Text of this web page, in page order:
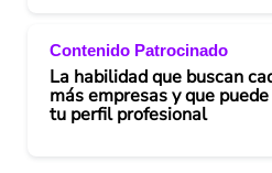
Contenido Patrocinado
La habilidad que buscan
más empresas y que
tu perfil profesional